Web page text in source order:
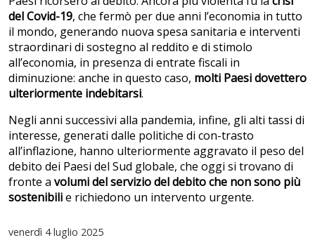
del Covid-19, che fermò per due anni l’economia in tutto
il mondo, generando nuova spesa sanitaria e interventi
straordinari di sostegno al reddito e di stimolo
all’economia, in presenza di entrate fiscali in
diminuzione: anche in questo caso, molti Paesi dovettero
ulteriormente indebitarsi.
Negli anni successivi alla pandemia, infine, gli alti tassi di
interesse, generati dalle politiche di con-trasto
all’inflazione, hanno ulteriormente aggravato il peso del
debito dei Paesi del Sud globale, che oggi si trovano di
fronte a volumi del servizio del debito che non sono più
sostenibilie richiedono un intervento urgente.
venerdì 4 luglio 2025